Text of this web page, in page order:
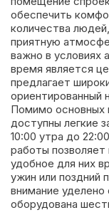
обеспечить
количества
приятную
важно в условиях
время является
предлагает
ориентированный
Помимо основных
доступны легкие
10:00 утра до
работы
удобное для них
ужин или поздний
внимание
оборудована